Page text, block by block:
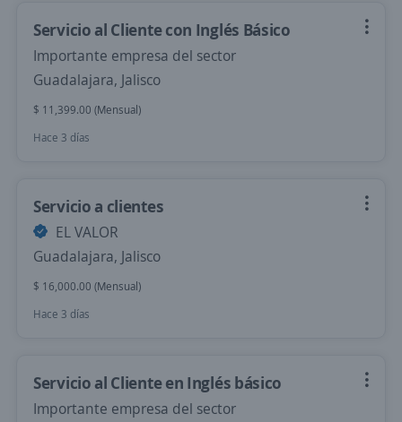
Servicio al Cliente con Inglés Básico
Importante empresa del sector
Guadalajara, Jalisco
$ 11,399.00 (Mensual)
Hace 3 días
Servicio a clientes
EL VALOR
Guadalajara, Jalisco
$ 16,000.00 (Mensual)
Hace 3 días
Servicio al Cliente en Inglés básico
Importante empresa del sector